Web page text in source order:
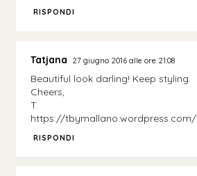
RISPONDI
Tatjana 27 giugno 2016 alle ore 21:08
Beautiful look darling! Keep styling.
Cheers,
T.
https://tbymallano.wordpress.com/
RISPONDI